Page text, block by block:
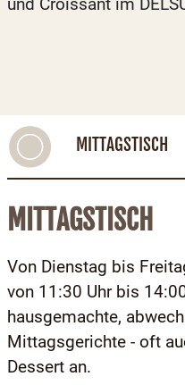
MITTAGSTISCH
MITTAGSTISCH
Von Dienstag bis
von 11:30 Uhr bis
hausgemachte,
Mittagsgerichte - oft
Dessert an.